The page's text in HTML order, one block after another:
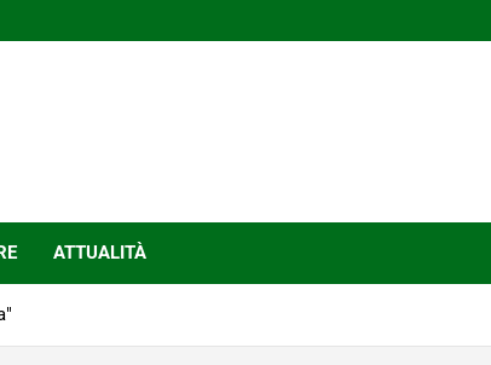
ATTUALITÀ